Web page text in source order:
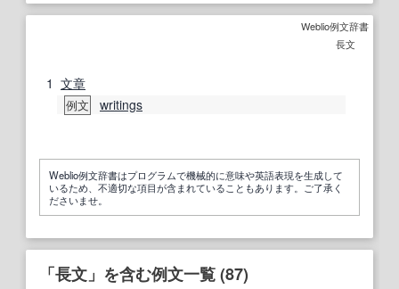
Weblio例文辞書
長文
1 文章
例文 writings
Weblio例文辞書はプログラムで機械的に意味や英語表現を生成して
いるため、不適切な項目が含まれていることもあります。ご了承く
ださいませ。
「長文」を含む例文一覧 (87)